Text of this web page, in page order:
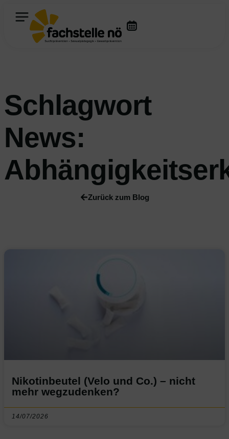
Schlagwort
News:
Zurück zum Blog
Nikotinbeutel (Velo und Co.) – nicht
mehr wegzudenken?
14/07/2026